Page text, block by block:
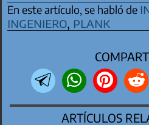
En este artículo, se habló de
ingeniero, plank
ARTÍCULOS